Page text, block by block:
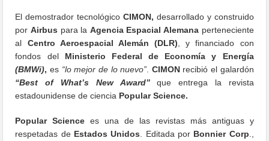
El demostrador tecnológico CIMON, desarrollado y construido
porAirbus para la Agencia Espacial Alemanaperteneciente
al Centro Aeroespacial Alemán (DLR) , y financiado con
fondos del Ministerio Federal de Economía y Energía
(BMWi), es “lo mejor de lo nuevo” CIMONrecibió el galardón
“Best of What’s New Award”que entrega la revista
estadounidense de ciencia Popular Science.
Popular Science es una de las revistas más antiguas y
respetadas de Estados Unidos . Editada por Bonnier Corp